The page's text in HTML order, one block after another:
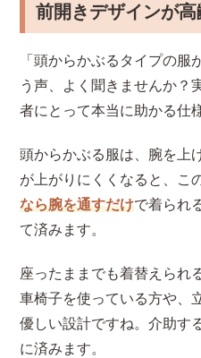
前開きデザインが
「頭からかぶるタイプの
う声、よく聞きませんか？
者にとって本当に助かる仕
頭からかぶる服は、腕を上
が上がりにくくなると、こ
なら腕を通すだけで着られ
て済みます。
座ったままでも着替えられ
車椅子を使っている方や、
優しい設計ですね。介助す
に済みます。